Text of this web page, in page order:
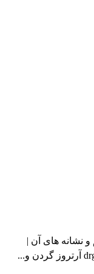
و نشانه های آن |
فیزیوتراپی دراصفهان | دکتر قولنج،drgholenj آرتروز گردن و...